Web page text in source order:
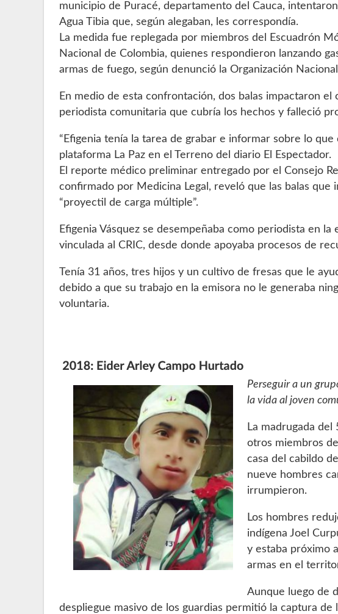
municipio de Puracé, departamento del Cauca,
Agua Tibia que, según alegaban, les correspondía.
La medida fue replegada por miembros del Escuadrón
Nacional de Colombia, quienes respondieron lanzando
armas de fuego, según denunció la Organización
En medio de esta confrontación, dos balas impactaron el
periodista comunitaria que cubría los hechos y falleció
“Efigenia tenía la tarea de grabar e informar sobre lo que
plataforma La Paz en el Terreno del diario El Espectador.
El reporte médico preliminar entregado por el Consejo
confirmado por Medicina Legal, reveló que las balas que
“proyectil de carga múltiple”.
Efigenia Vásquez se desempeñaba como periodista en la
vinculada al CRIC, desde donde apoyaba procesos de
Tenía 31 años, tres hijos y un cultivo de fresas que le
debido a que su trabajo en la emisora no le generaba
voluntaria.
Perseguir a un
la vida al joven
La madrugada
otros miembros
casa del cabildo
nueve hombres
irrumpieron.
Los hombres
indígena Joel
y estaba próximo
armas en el
Aunque luego de
despliegue masivo de los guardias permitió la captura de